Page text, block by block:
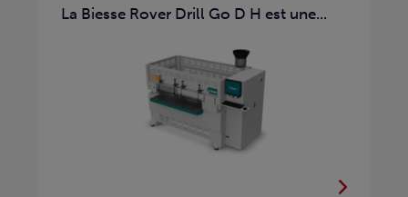
La Biesse Rover Drill Go D H est une...